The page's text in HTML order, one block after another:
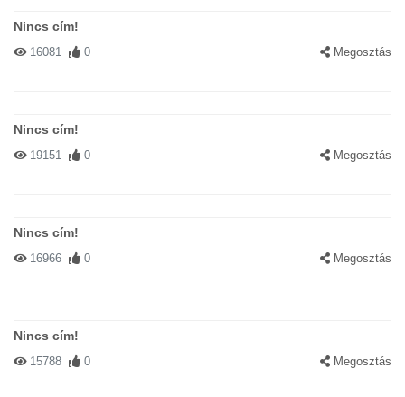
Nincs cím!
16081 0 Megosztás
Nincs cím!
19151 0 Megosztás
Nincs cím!
16966 0 Megosztás
Nincs cím!
15788 0 Megosztás